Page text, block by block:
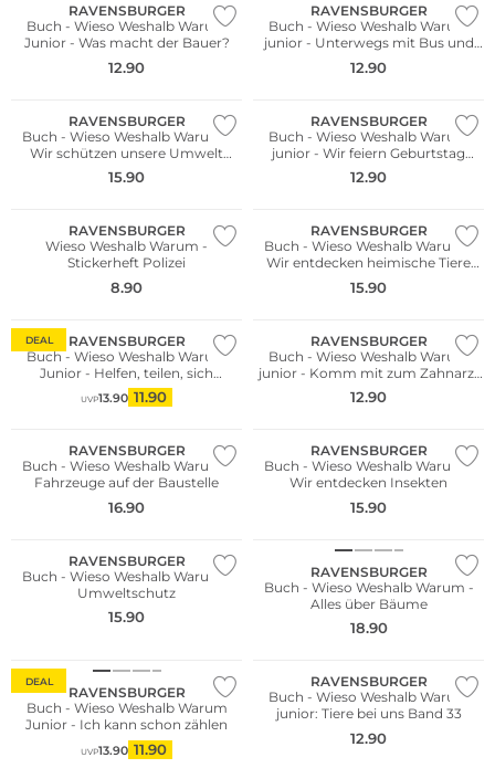
RAVENSBURGER
Buch - Wieso Weshalb Warum
Junior - Was macht der Bauer?
12.90
RAVENSBURGER
Buch - Wieso Weshalb Warum
junior - Unterwegs mit Bus und
Bahn Band 63
12.90
RAVENSBURGER
Buch - Wieso Weshalb Warum -
Wir schützen unsere Umwelt
Band 67
15.90
RAVENSBURGER
Buch - Wieso Weshalb Warum
junior - Wir feiern Geburtstag
Band 27
12.90
RAVENSBURGER
Wieso Weshalb Warum -
Stickerheft Polizei
8.90
RAVENSBURGER
Buch - Wieso Weshalb Warum -
Wir entdecken heimische Tiere
Band 71
15.90
DEAL
RAVENSBURGER
Buch - Wieso Weshalb Warum
Junior - Helfen, teilen, sich
vertragen
UVP13.90 11.90
RAVENSBURGER
Buch - Wieso Weshalb Warum
junior - Komm mit zum Zahnarzt
Band 64
12.90
RAVENSBURGER
Buch - Wieso Weshalb Warum -
Fahrzeuge auf der Baustelle
16.90
RAVENSBURGER
Buch - Wieso Weshalb Warum -
Wir entdecken Insekten
15.90
RAVENSBURGER
Buch - Wieso Weshalb Warum -
Umweltschutz
15.90
RAVENSBURGER
Buch - Wieso Weshalb Warum -
Alles über Bäume
18.90
DEAL
RAVENSBURGER
Buch - Wieso Weshalb Warum
Junior - Ich kann schon zählen
UVP13.90 11.90
RAVENSBURGER
Buch - Wieso Weshalb Warum
junior: Tiere bei uns Band 33
12.90